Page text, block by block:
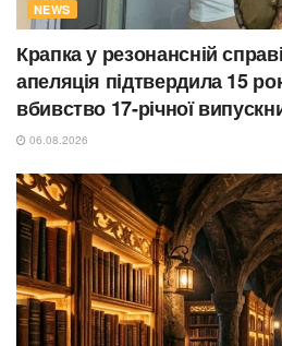
NEWS
Крапка у резонансній
апеляція підтвердила 15
вбивство 17-річної
06.08.2026